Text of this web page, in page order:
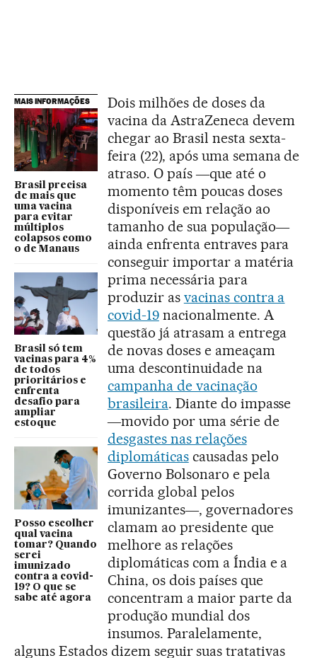
MAIS INFORMAÇÕES
Brasil precisa
de mais que
uma vacina
para evitar
múltiplos
colapsos como
o de Manaus
Brasil só tem
vacinas para 4%
de todos
prioritários e
enfrenta
desafio para
ampliar
estoque
Posso escolher
qual vacina
tomar? Quando
serei
imunizado
contra a covid-
19? O que se
sabe até agora
Dois milhões de doses da
vacina da AstraZeneca devem
chegar ao Brasil nesta sexta-
feira (22), após uma semana de
atraso. O país ―que até o
momento têm poucas doses
disponíveis em relação ao
tamanho de sua população―
ainda enfrenta entraves para
conseguir importar a matéria
prima necessária para
produzir as vacinas contra a
covid-19nacionalmente. A
questão já atrasam a entrega
de novas doses e ameaçam
uma descontinuidade na
campanha de vacinação
brasileira. Diante do impasse
―movido por uma série de
desgastes nas relações
diplomáticascausadas pelo
Governo Bolsonaro e pela
corrida global pelos
imunizantes―, governadores
clamam ao presidente que
melhore as relações
diplomáticas com a Índia e a
China, os dois países que
concentram a maior parte da
produção mundial dos
insumos. Paralelamente,
alguns Estados dizem seguir suas tratativas